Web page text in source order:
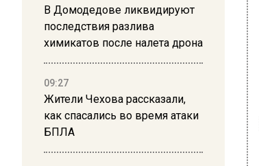
В Домодедове ликвидируют
последствия разлива
химикатов после налета дрона
09:27
Жители Чехова рассказали,
как спасались во время атаки
БПЛА